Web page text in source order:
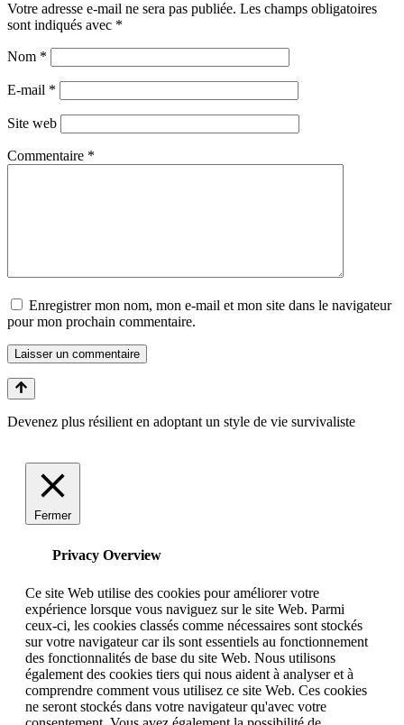
Votre adresse e-mail ne sera pas publiée. Les champs obligatoires
sont indiqués avec *
Nom *
E-mail *
Site web
Commentaire *
Enregistrer mon nom, mon e-mail et mon site dans le navigateur
pour mon prochain commentaire.
Devenez plus résilient en adoptant un style de vie survivaliste
Fermer
Privacy Overview
Ce site Web utilise des cookies pour améliorer votre
expérience lorsque vous naviguez sur le site Web. Parmi
ceux-ci, les cookies classés comme nécessaires sont stockés
sur votre navigateur car ils sont essentiels au fonctionnement
des fonctionnalités de base du site Web. Nous utilisons
également des cookies tiers qui nous aident à analyser et à
comprendre comment vous utilisez ce site Web. Ces cookies
ne seront stockés dans votre navigateur qu'avec votre